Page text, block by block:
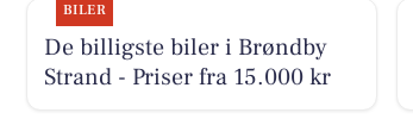
BILER
De billigste biler i Brøndby
Strand - Priser fra 15.000 kr